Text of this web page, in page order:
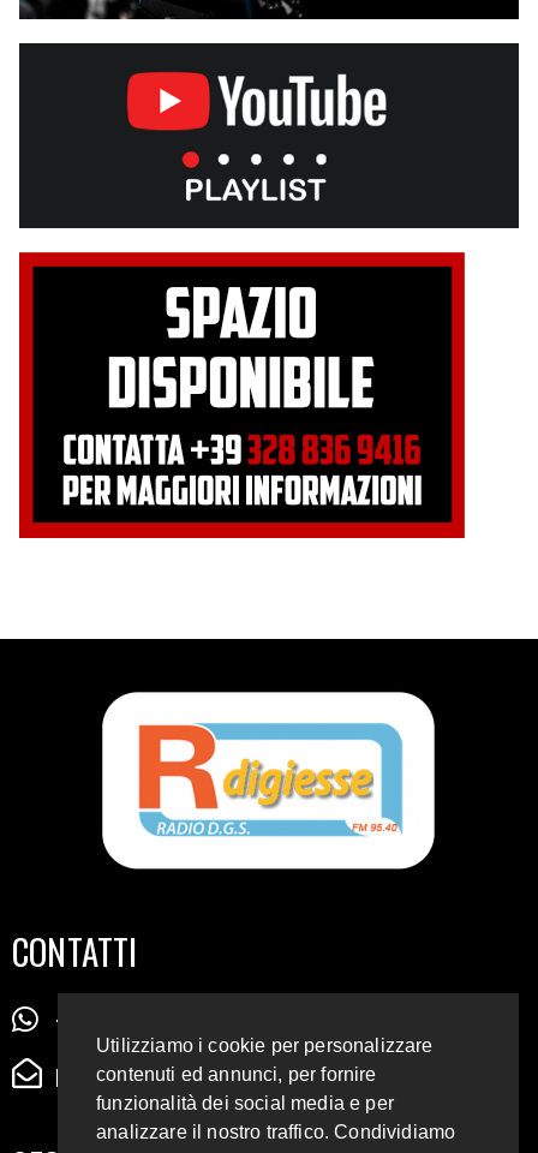
CONTATTI
+39 345 72 72 88 5
radiodigiesse@gmail.com
Utilizziamo i cookie per personalizzare
contenuti ed annunci, per fornire
funzionalità dei social media e per
analizzare il nostro traffico. Condividiamo